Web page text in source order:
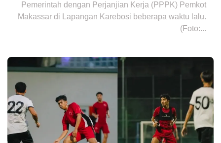
Pemerintah dengan Perjanjian Kerja (PPPK) Pemkot
Makassar di Lapangan Karebosi beberapa waktu lalu.
(Foto:...